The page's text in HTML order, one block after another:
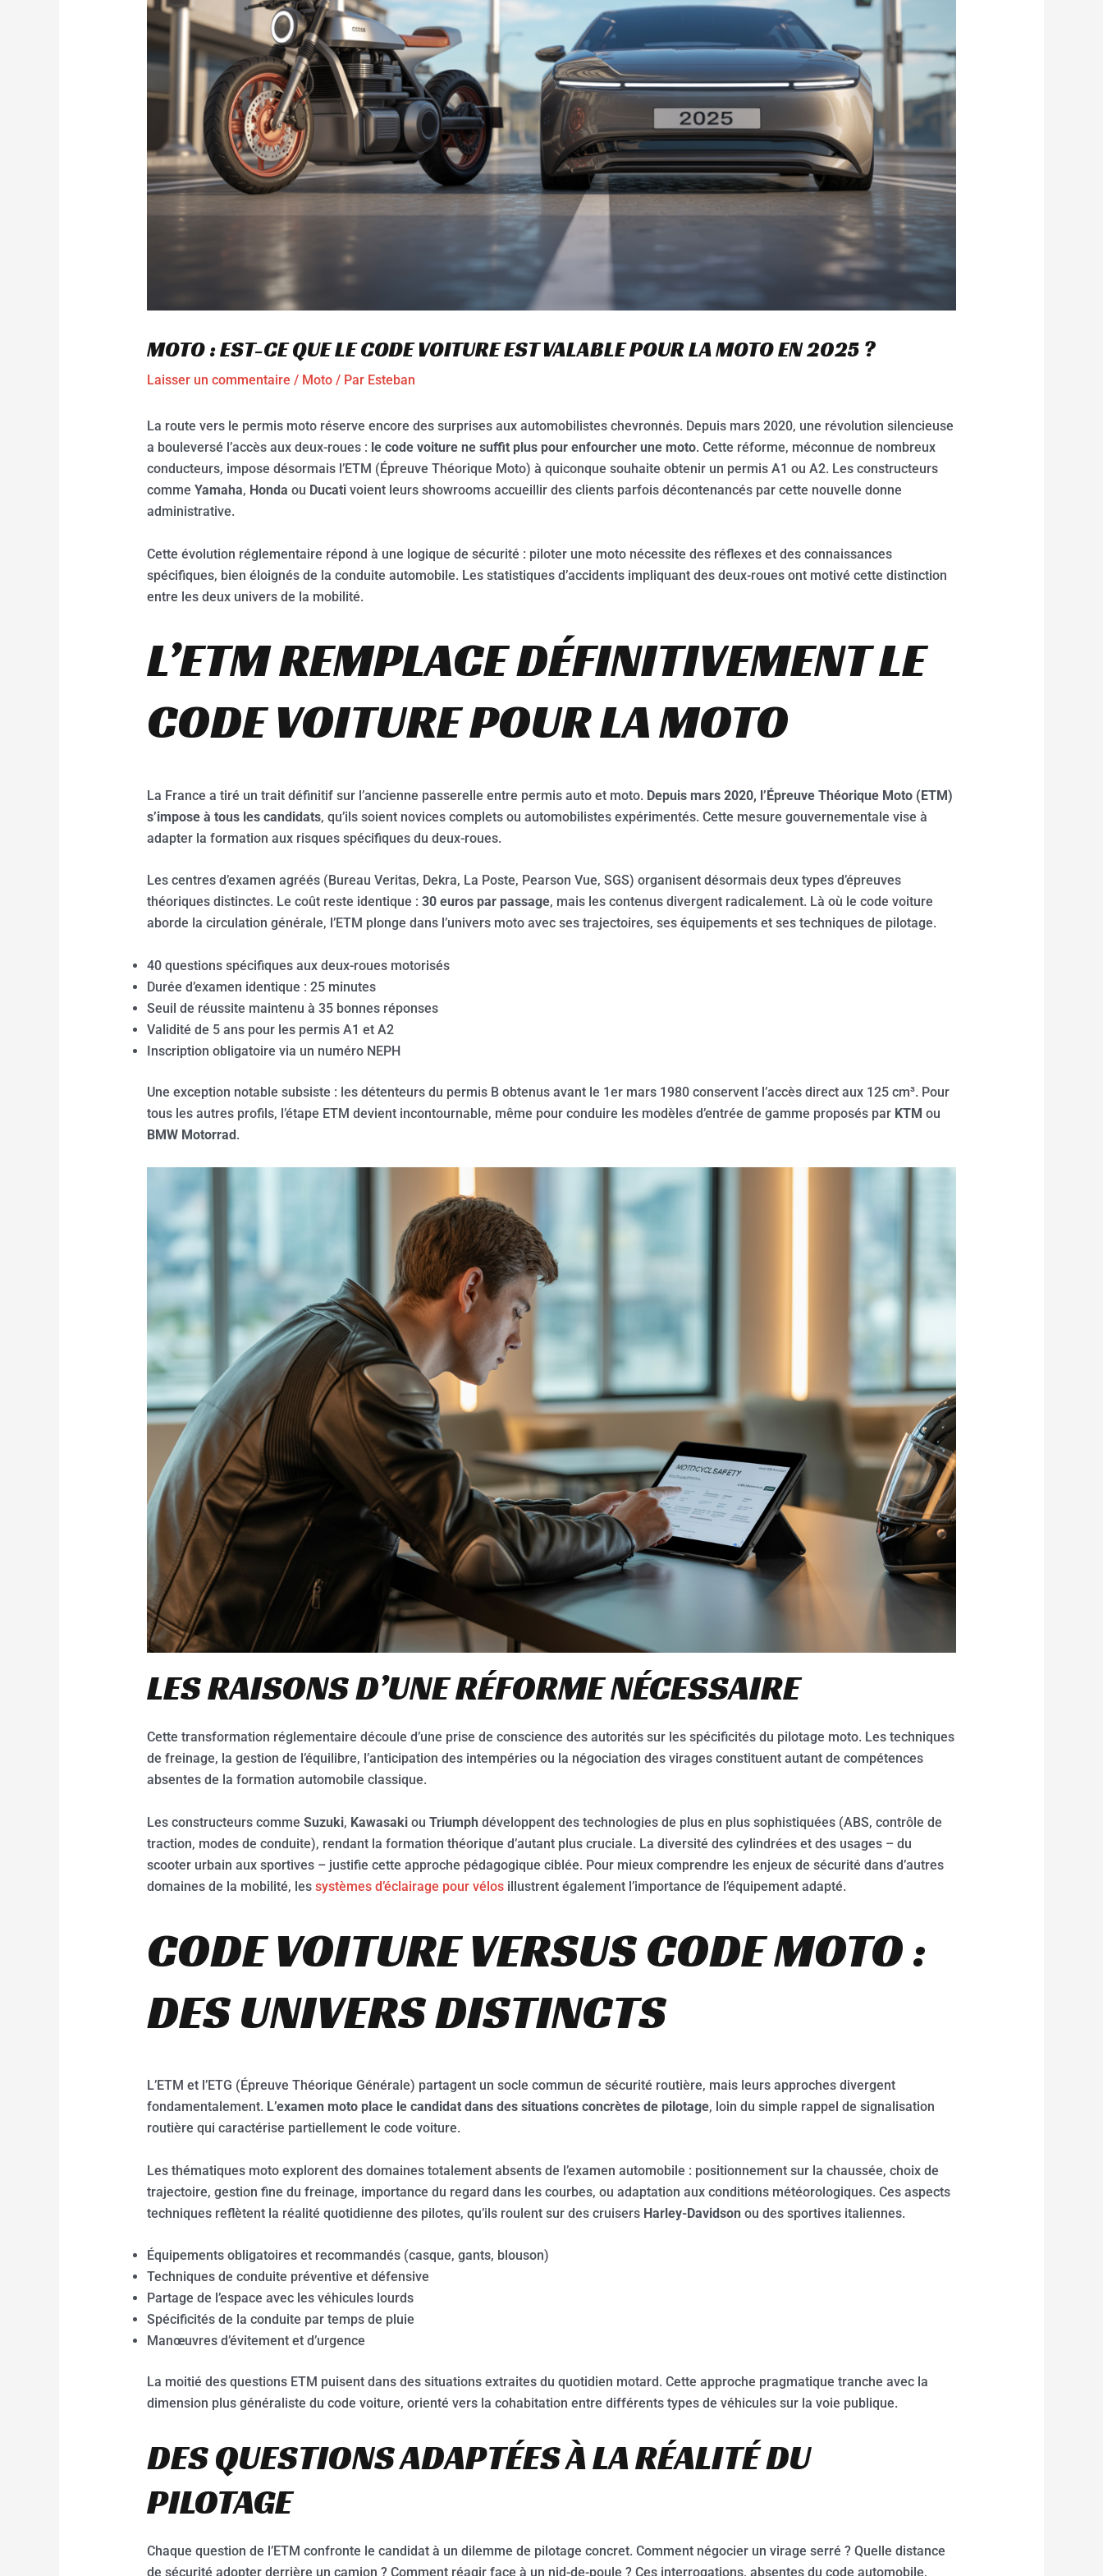
MOTO : EST-CE QUE LE CODE VOITURE EST VALABLE POUR LA MOTO EN 2025 ?
Laisser un commentaire / Moto/ Par Esteban
La route vers le permis moto réserve encore des surprises aux automobilistes chevronnés. Depuis mars 2020, une révolution silencieuse
a bouleversé l’accès aux deux-roues : le code voiture ne suffit plus pour enfourcher une moto. Cette réforme, méconnue de nombreux
conducteurs, impose désormais l’ETM (Épreuve Théorique Moto) à quiconque souhaite obtenir un permis A1 ou A2. Les constructeurs
comme Yamaha, Honda ou Ducativoient leurs showrooms accueillir des clients parfois décontenancés par cette nouvelle donne
administrative.
Cette évolution réglementaire répond à une logique de sécurité : piloter une moto nécessite des réflexes et des connaissances
spécifiques, bien éloignés de la conduite automobile. Les statistiques d’accidents impliquant des deux-roues ont motivé cette distinction
entre les deux univers de la mobilité.
L’ETM REMPLACE DÉFINITIVEMENT LE
CODE VOITURE POUR LA MOTO
La France a tiré un trait définitif sur l’ancienne passerelle entre permis auto et moto. Depuis mars 2020, l’Épreuve Théorique Moto (ETM)
s’impose à tous les candidats, qu’ils soient novices complets ou automobilistes expérimentés. Cette mesure gouvernementale vise à
adapter la formation aux risques spécifiques du deux-roues.
Les centres d’examen agréés (Bureau Veritas, Dekra, La Poste, Pearson Vue, SGS) organisent désormais deux types d’épreuves
théoriques distinctes. Le coût reste identique : 30 euros par passage, mais les contenus divergent radicalement. Là où le code voiture
aborde la circulation générale, l’ETM plonge dans l’univers moto avec ses trajectoires, ses équipements et ses techniques de pilotage.
40 questions spécifiques aux deux-roues motorisés
Durée d’examen identique : 25 minutes
Seuil de réussite maintenu à 35 bonnes réponses
Validité de 5 ans pour les permis A1 et A2
Inscription obligatoire via un numéro NEPH
Une exception notable subsiste : les détenteurs du permis B obtenus avant le 1er mars 1980 conservent l’accès direct aux 125 cm³. Pour
tous les autres profils, l’étape ETM devient incontournable, même pour conduire les modèles d’entrée de gamme proposés par KTM ou
BMW Motorrad.
LES RAISONS D’UNE RÉFORME NÉCESSAIRE
Cette transformation réglementaire découle d’une prise de conscience des autorités sur les spécificités du pilotage moto. Les techniques
de freinage, la gestion de l’équilibre, l’anticipation des intempéries ou la négociation des virages constituent autant de compétences
absentes de la formation automobile classique.
Les constructeurs comme Suzuki, Kawasakiou Triumph développent des technologies de plus en plus sophistiquées (ABS, contrôle de
traction, modes de conduite), rendant la formation théorique d’autant plus cruciale. La diversité des cylindrées et des usages – du
scooter urbain aux sportives – justifie cette approche pédagogique ciblée. Pour mieux comprendre les enjeux de sécurité dans d’autres
domaines de la mobilité, les systèmes d’éclairage pour vélosillustrent également l’importance de l’équipement adapté.
CODE VOITURE VERSUS CODE MOTO :
DES UNIVERS DISTINCTS
L’ETM et l’ETG (Épreuve Théorique Générale) partagent un socle commun de sécurité routière, mais leurs approches divergent
fondamentalement. L’examen moto place le candidat dans des situations concrètes de pilotage, loin du simple rappel de signalisation
routière qui caractérise partiellement le code voiture.
Les thématiques moto explorent des domaines totalement absents de l’examen automobile : positionnement sur la chaussée, choix de
trajectoire, gestion fine du freinage, importance du regard dans les courbes, ou adaptation aux conditions météorologiques. Ces aspects
techniques reflètent la réalité quotidienne des pilotes, qu’ils roulent sur des cruisers Harley-Davidson ou des sportives italiennes.
Équipements obligatoires et recommandés (casque, gants, blouson)
Techniques de conduite préventive et défensive
Partage de l’espace avec les véhicules lourds
Spécificités de la conduite par temps de pluie
Manœuvres d’évitement et d’urgence
La moitié des questions ETM puisent dans des situations extraites du quotidien motard. Cette approche pragmatique tranche avec la
dimension plus généraliste du code voiture, orienté vers la cohabitation entre différents types de véhicules sur la voie publique.
DES QUESTIONS ADAPTÉES À LA RÉALITÉ DU
PILOTAGE
Chaque question de l’ETM confronte le candidat à un dilemme de pilotage concret. Comment négocier un virage serré ? Quelle distance
de sécurité adopter derrière un camion ? Comment réagir face à un nid-de-poule ? Ces interrogations, absentes du code automobile,